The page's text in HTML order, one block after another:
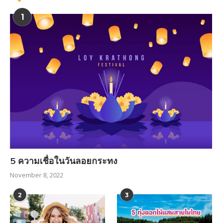
1
5 ความเชื่อในวันลอยกระทง
November 8, 2022
2 3